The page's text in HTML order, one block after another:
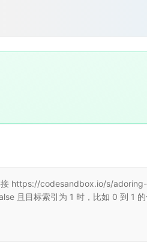
https://codesandbox.io/s/
且目标索引为 1 时，比如 0 到 1